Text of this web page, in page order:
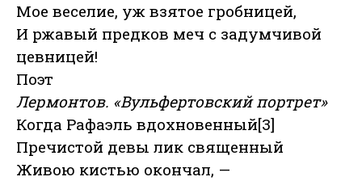
Мое веселие, уж взятое гробницей,
И ржавый предков меч с задумчивой
цевницей!
Поэт
Лермонтов. «Вульфертовский портрет»
Когда Рафаэль вдохновенный[3]
Пречистой девы лик священный
Живою кистью окончал, —